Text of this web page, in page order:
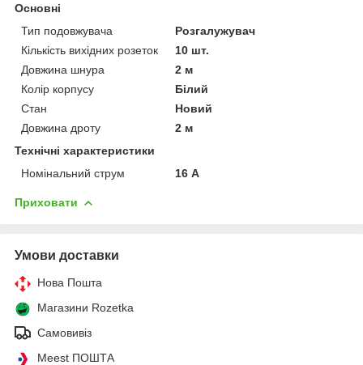
Основні
Тип подовжувача
Розгалужувач
Кількість вихідних розеток
10 шт.
Довжина шнура
2 м
Колір корпусу
Білий
Стан
Новий
Довжина дроту
2 м
Технічні характеристики
Номінальний струм
16 А
Приховати
Умови доставки
Нова Пошта
Магазини Rozetka
Самовивіз
Meest ПОШТА